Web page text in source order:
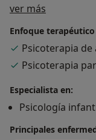
Trabajo desde un
Cognitivo-
situaciones, como
pareja,
Mi objetivo es
ver más
Enfoque terapéutico
Psicoterapia de
Psicoterapia
Especialista en:
Psicología
Principales